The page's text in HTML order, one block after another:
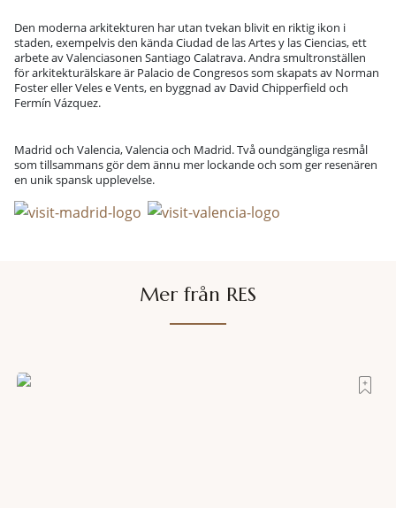
Den moderna arkitekturen har utan tvekan blivit en riktig ikon i
staden, exempelvis den kända Ciudad de las Artes y las Ciencias, ett
arbete av Valenciasonen Santiago Calatrava. Andra smultronställen
för arkitekturälskare är Palacio de Congresos som skapats av Norman
Foster eller Veles e Vents, en byggnad av David Chipperfield och
Fermín Vázquez.
Madrid och Valencia, Valencia och Madrid. Två oundgängliga resmål
som tillsammans gör dem ännu mer lockande och som ger resenären
en unik spansk upplevelse.
Mer från RES